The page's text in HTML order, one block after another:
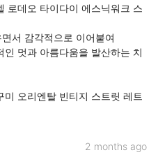
로데오 타이다이 에스닉워크 스
서 감각적으로 이어붙여
멋과 아름다움을 발산하는 치
오리엔탈 빈티지 스트릿 레트
2 months ago